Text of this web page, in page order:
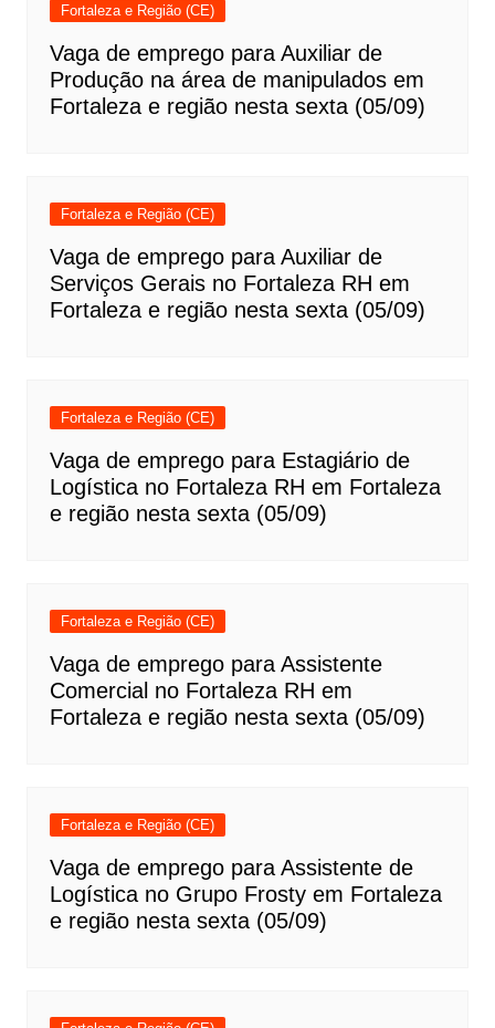
Fortaleza e Região (CE)
Vaga de emprego para Auxiliar de
Produção na área de manipulados em
Fortaleza e região nesta sexta (05/09)
Fortaleza e Região (CE)
Vaga de emprego para Auxiliar de
Serviços Gerais no Fortaleza RH em
Fortaleza e região nesta sexta (05/09)
Fortaleza e Região (CE)
Vaga de emprego para Estagiário de
Logística no Fortaleza RH em Fortaleza
e região nesta sexta (05/09)
Fortaleza e Região (CE)
Vaga de emprego para Assistente
Comercial no Fortaleza RH em
Fortaleza e região nesta sexta (05/09)
Fortaleza e Região (CE)
Vaga de emprego para Assistente de
Logística no Grupo Frosty em Fortaleza
e região nesta sexta (05/09)